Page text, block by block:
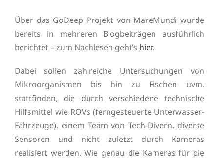
Über das GoDeep Projekt von MareMundi wurde
bereits in mehreren Blogbeiträgen ausführlich
berichtet – zum Nachlesen geht’s hier.
Dabei sollen zahlreiche Untersuchungen von
Mikroorganismen bis hin zu Fischen uvm.
stattfinden, die durch verschiedene technische
Hilfsmittel wie ROVs (ferngesteuerte Unterwasser-
Fahrzeuge), einem Team von Tech-Divern, diverse
Sensoren und nicht zuletzt durch Kameras
realisiert werden. Wie genau die Kameras für die